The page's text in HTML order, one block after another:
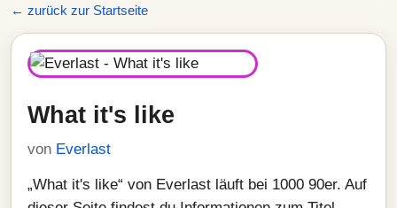
← zurück zur Startseite
What it's like
von Everlast
„What it's like“ von Everlast läuft bei 1000 90er. Auf